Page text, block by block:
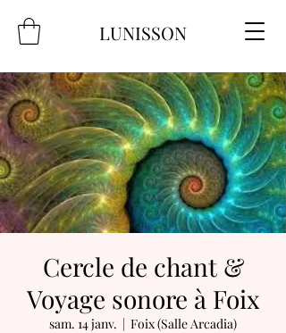
LUNISSON
Cercle de chant &
Voyage sonore à Foix
sam. 14 janv.
  |
Foix (Salle Arcadia)